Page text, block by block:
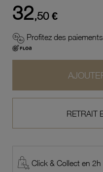
32,50 €
Profitez des
RETRAIT
Click & Collect en 2h